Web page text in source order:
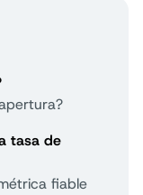
tasa de
fiable